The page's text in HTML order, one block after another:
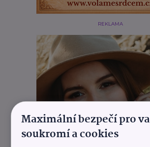
REKLAMA
Maximální bezpečí pro
soukromí a cookies